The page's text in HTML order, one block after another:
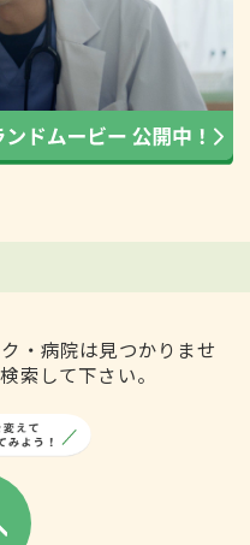
・病院は見つかりませ
索して下さい。